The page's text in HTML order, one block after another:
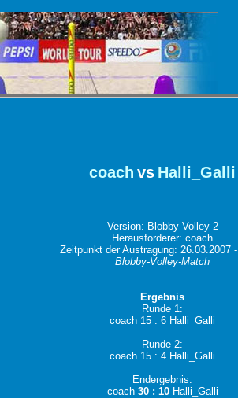
coach vs Halli_Galli
Version: Blobby Volley 2
Herausforderer: coach
Zeitpunkt der Austragung: 26.03.2007
Blobby-Volley-Match
Ergebnis
Runde 1:
coach 15 : 6 Halli_Galli
Runde 2:
coach 15 : 4 Halli_Galli
Endergebnis:
coach 30 : 10Halli_Galli